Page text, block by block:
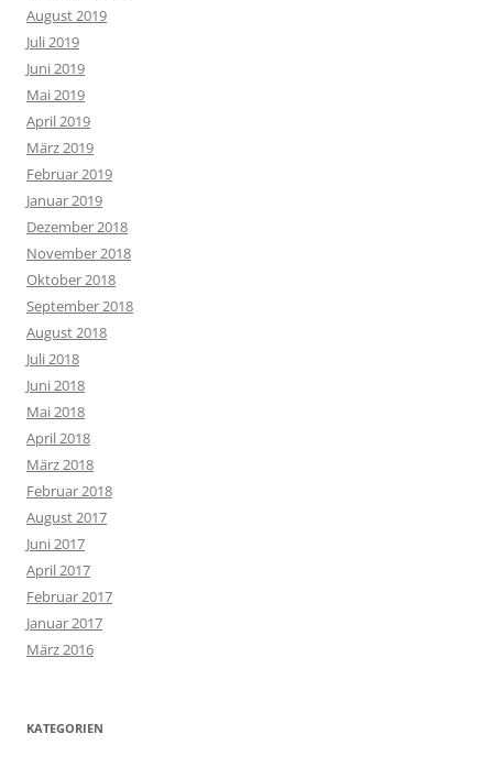
August 2019
Juli 2019
Juni 2019
Mai 2019
April 2019
März 2019
Februar 2019
Januar 2019
Dezember 2018
November 2018
Oktober 2018
September 2018
August 2018
Juli 2018
Juni 2018
Mai 2018
April 2018
März 2018
Februar 2018
August 2017
Juni 2017
April 2017
Februar 2017
Januar 2017
März 2016
KATEGORIEN